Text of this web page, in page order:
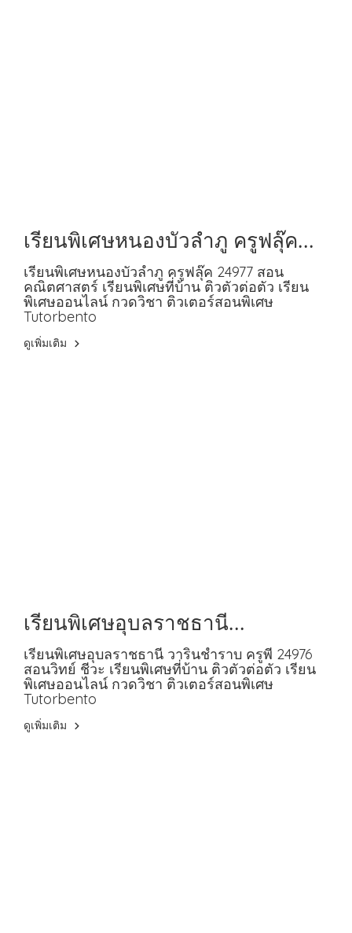
เรียนพิเศษหนองบัวลำภู ครูฟลุ๊ค
24977 สอนคณิตศาสตร์
เรียนพิเศษหนองบัวลำภู ครูฟลุ๊ค 24977 สอน
คณิตศาสตร์ เรียนพิเศษที่บ้าน ติวตัวต่อตัว เรียน
พิเศษออนไลน์ กวดวิชา ติวเตอร์สอนพิเศษ
Tutorbento
ดูเพิ่มเติม
เรียนพิเศษอุบลราชธานี
วารินชำราบ ครูพี 24976 สอนวิทย์
ชีวะ
เรียนพิเศษอุบลราชธานี วารินชำราบ ครูพี 24976
สอนวิทย์ ชีวะ เรียนพิเศษที่บ้าน ติวตัวต่อตัว เรียน
พิเศษออนไลน์ กวดวิชา ติวเตอร์สอนพิเศษ
Tutorbento
ดูเพิ่มเติม